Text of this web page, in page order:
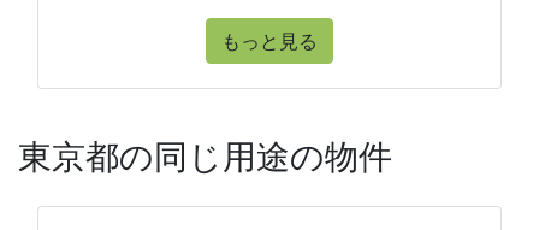
もっと見る
東京都の同じ用途の物件